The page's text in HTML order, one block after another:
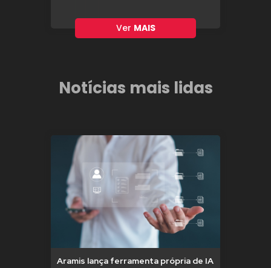
Ver MAIS
Notícias mais lidas
Aramis lança ferramenta própria de IA